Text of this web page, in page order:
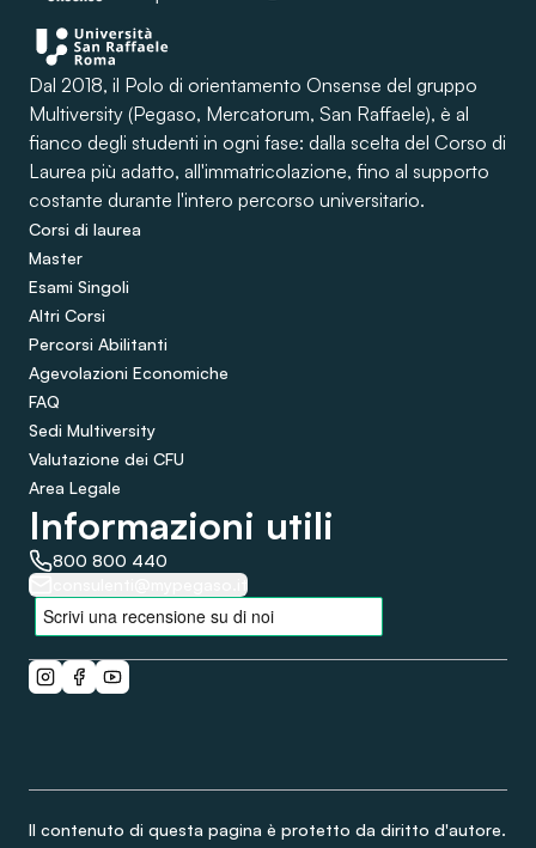
Dal 2018, il Polo di orientamento Onsense del gruppo
Multiversity (Pegaso, Mercatorum, San Raffaele), è al
fianco degli studenti in ogni fase: dalla scelta del Corso di
Laurea più adatto, all'immatricolazione, fino al supporto
costante durante l'intero percorso universitario.
Corsi di laurea
Master
Esami Singoli
Altri Corsi
Percorsi Abilitanti
Agevolazioni Economiche
FAQ
Sedi Multiversity
Valutazione dei CFU
Area Legale
Informazioni utili
800 800 440
consulenti@mypegaso.it
Il contenuto di questa pagina è protetto da diritto d'autore.